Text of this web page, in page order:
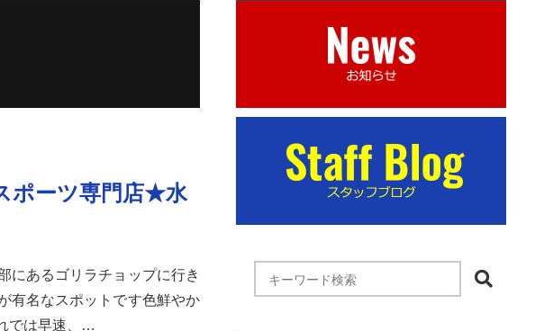
ポーツ専門店★水
にあるゴリラチョップに行き
有名なスポットです色鮮やか
では早速、…